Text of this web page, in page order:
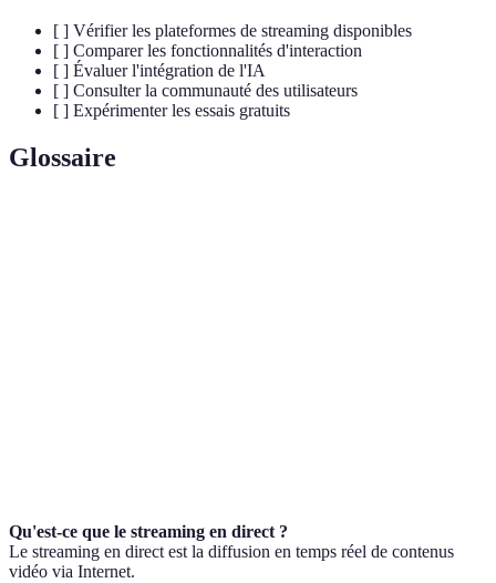
[ ] Vérifier les plateformes de streaming disponibles
[ ] Comparer les fonctionnalités d'interaction
[ ] Évaluer l'intégration de l'IA
[ ] Consulter la communauté des utilisateurs
[ ] Expérimenter les essais gratuits
Glossaire
Qu'est-ce que le streaming en direct ?
Le streaming en direct est la diffusion en temps réel de contenus
vidéo via Internet.